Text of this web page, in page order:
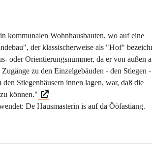
kommunalen Wohnhausbauten, wo auf eine
der klassischerweise als "Hof"
oder Orientierungsnummer, da er von außen
zu den Einzelgebäuden - den Stiegen
Stiegenhäusern innen lagen, war, daß die
können."
De Hausmasterin is auf da Ööfastiang.